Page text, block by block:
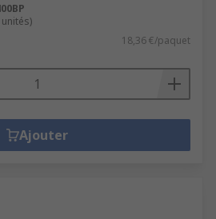
18,36 €/paquet
Ajouter